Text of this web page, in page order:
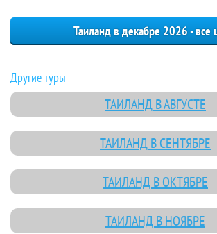
Таиланд в декабре 2026 - все
Другие туры
ТАИЛАНД В АВГУСТЕ
ТАИЛАНД В СЕНТЯБРЕ
ТАИЛАНД В ОКТЯБРЕ
ТАИЛАНД В НОЯБРЕ